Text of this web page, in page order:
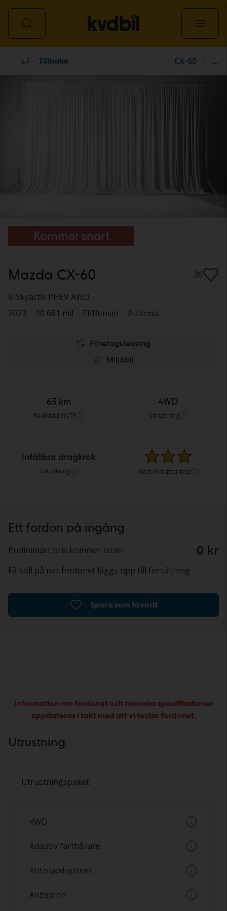
Alla fordon
Tillbaka CX-60 ...
Kommer snart
Mazda CX-60
36
e-Skyactiv PHEV AWD
2023
10 681 mil El/Bensin Automat
Företagsleasing
Miljöbil
63 km
Räckvidd WLTP
4WD
Utrustning
Infällbar dragkrok
Utrustning Kvdbils batteritest
Ett fordon på ingång
Preliminärt pris kommer snart 0 kr
Få koll på när fordonet läggs upp till försäljning
Spara som favorit
Information om fordonet och tekniska specifikationer
uppdateras i takt med att vi testar fordonet.
Utrustning
Utrustningspaket:
4WD
Konstant eller inkopplingsbar fyrhjulsdrift
Adaptiv farthållare
Farthållare som hjälper till att hålla ett givet
avstånd till framförvarande fordon.
Antisladdsystem
Ett system som känner av om bilen håller på
att sladda. Genom att bromsa enskilda hjul
Antispinn